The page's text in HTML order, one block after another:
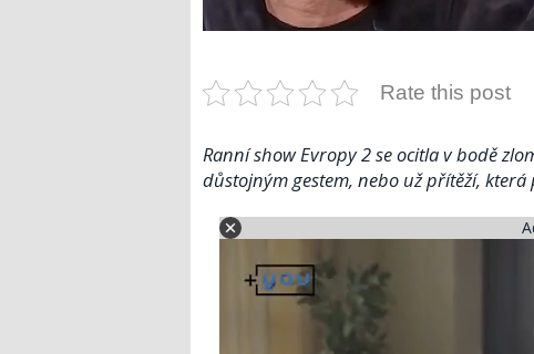
Rate this post
Ranní show Evropy 2 se ocitla v bodě
důstojným gestem, nebo už přítěží, která